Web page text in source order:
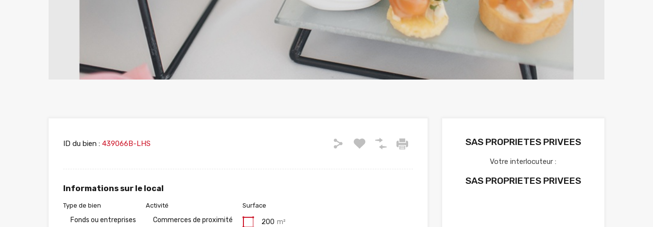
ID du bien : 439066B-LHS
Informations sur le local
Type de bien
Fonds ou entreprises
Activité
Commerces de proximité
Surface
200 m²
SAS PROPRIETES PRIVEES
Votre interlocuteur :
SAS PROPRIETES PRIVEES